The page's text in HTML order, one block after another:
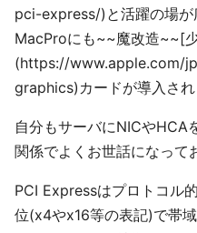
pci-express/)と活躍の場が
MacProにも~~魔改造~~[
(https://www.apple.com/
graphics)カードが導入され
自分もサーバにNICやHCA
関係でよくお世話になって
PCI Expressはプロトコル
位(x4やx16等の表記)で帯